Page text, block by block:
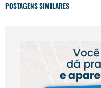
POSTAGENS SIMILARES